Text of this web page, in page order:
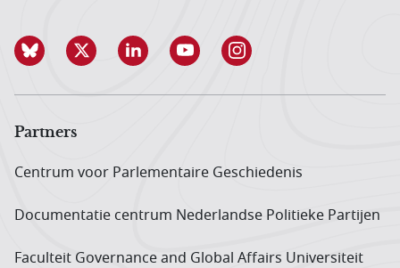
Partners
Centrum voor Parlementaire Geschiedenis
Documentatie centrum Neder­landse Politieke Partijen
Faculteit Governance and Global Affairs Universiteit